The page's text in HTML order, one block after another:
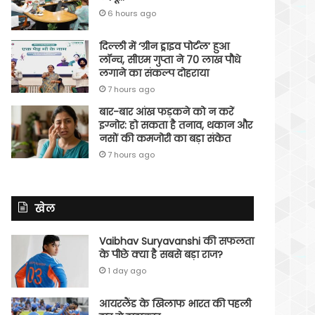
6 hours ago
दिल्ली में ‘ग्रीन ड्राइव पोर्टल’ हुआ
लॉन्च, सीएम गुप्ता ने 70 लाख पौधे
लगाने का संकल्प दोहराया
7 hours ago
बार-बार आंख फड़कने को न करें
इग्नोर: हो सकता है तनाव, थकान और
नसों की कमजोरी का बड़ा संकेत
7 hours ago
खेल
Vaibhav Suryavanshi की सफलता
के पीछे क्या है सबसे बड़ा राज?
1 day ago
आयरलैंड के खिलाफ भारत की पहली